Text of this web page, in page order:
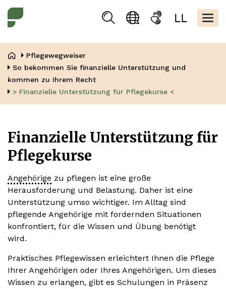
Inhalt
SuchenSprachauswahl
Gebärdensprache
Leicht
Pflegewegweiser
So bekommen Sie finanzielle Unterstützung und
kommen zu Ihrem Recht
> Finanzielle Unterstützung für Pflegekurse <
Finanzielle Unterstützung für
Pflegekurse
Angehörige zu pflegen ist eine große
Herausforderung und Belastung. Daher ist eine
Unterstützung umso wichtiger. Im Alltag sind
pflegende Angehörige mit fordernden Situationen
konfrontiert, für die Wissen und Übung benötigt
wird.
Praktisches Pflegewissen erleichtert Ihnen die Pflege
Ihrer Angehörigen oder Ihres Angehörigen. Um dieses
Wissen zu erlangen, gibt es Schulungen in Präsenz